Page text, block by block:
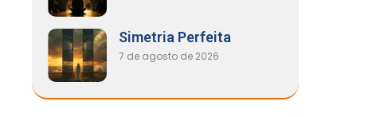
Simetria Perfeita
7 de agosto de 2026